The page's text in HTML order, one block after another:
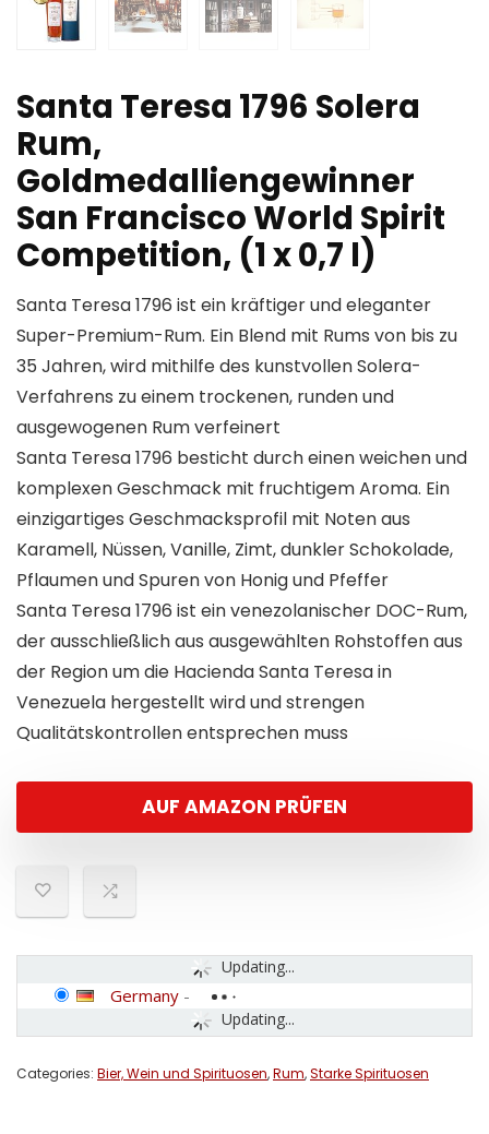
Santa Teresa 1796 Solera
Rum,
Goldmedalliengewinner
San Francisco World Spirit
Competition, (1 x 0,7 l)
Santa Teresa 1796 ist ein kräftiger und eleganter
Super-Premium-Rum. Ein Blend mit Rums von bis zu
35 Jahren, wird mithilfe des kunstvollen Solera-
Verfahrens zu einem trockenen, runden und
ausgewogenen Rum verfeinert
Santa Teresa 1796 besticht durch einen weichen und
komplexen Geschmack mit fruchtigem Aroma. Ein
einzigartiges Geschmacksprofil mit Noten aus
Karamell, Nüssen, Vanille, Zimt, dunkler Schokolade,
Pflaumen und Spuren von Honig und Pfeffer
Santa Teresa 1796 ist ein venezolanischer DOC-Rum,
der ausschließlich aus ausgewählten Rohstoffen aus
der Region um die Hacienda Santa Teresa in
Venezuela hergestellt wird und strengen
Qualitätskontrollen entsprechen muss
AUF AMAZON PRÜFEN
Updating...
Updating...
Germany -
Categories: Bier, Wein und Spirituosen,Rum,Starke Spirituosen